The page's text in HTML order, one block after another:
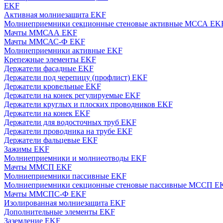
EKF
Активная молниезащита EKF
Молниеприемники секционные стеновые активные МССА
Мачты ММСАА EKF
Мачты ММСАС-Ф EKF
Молниеприемники активные EKF
Крепежные элементы EKF
Держатели фасадные EKF
Держатели под черепицу (профлист) EKF
Держатели кровельные EKF
Держатели на конек регулируемые EKF
Держатели круглых и плоских проводников EKF
Держатели на конек EKF
Держатели для водосточных труб EKF
Держатели проводника на трубе EKF
Держатели фальцевые EKF
Зажимы EKF
Молниеприемники и молниеотводы EKF
Мачты ММСП EKF
Молниеприемники пассивные EKF
Молниеприемники секционные стеновые пассивные МССП
Мачты ММСПС-Ф EKF
Изолированная молниезащита EKF
Дополнительные элементы EKF
Заземление EKF